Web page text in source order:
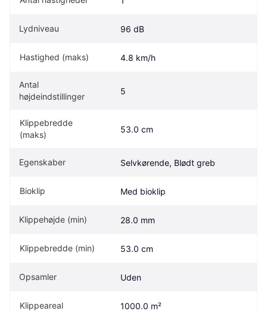
Lydniveau 96 dB
Hastighed (maks) 4.8 km/h
Antal
højdeindstillinger
5
Klippebredde
(maks)
53.0 cm
Egenskaber Selvkørende, Blødt greb
Bioklip Med bioklip
Klippehøjde (min) 28.0 mm
Klippebredde (min) 53.0 cm
Opsamler Uden
Klippeareal 1000.0 m²